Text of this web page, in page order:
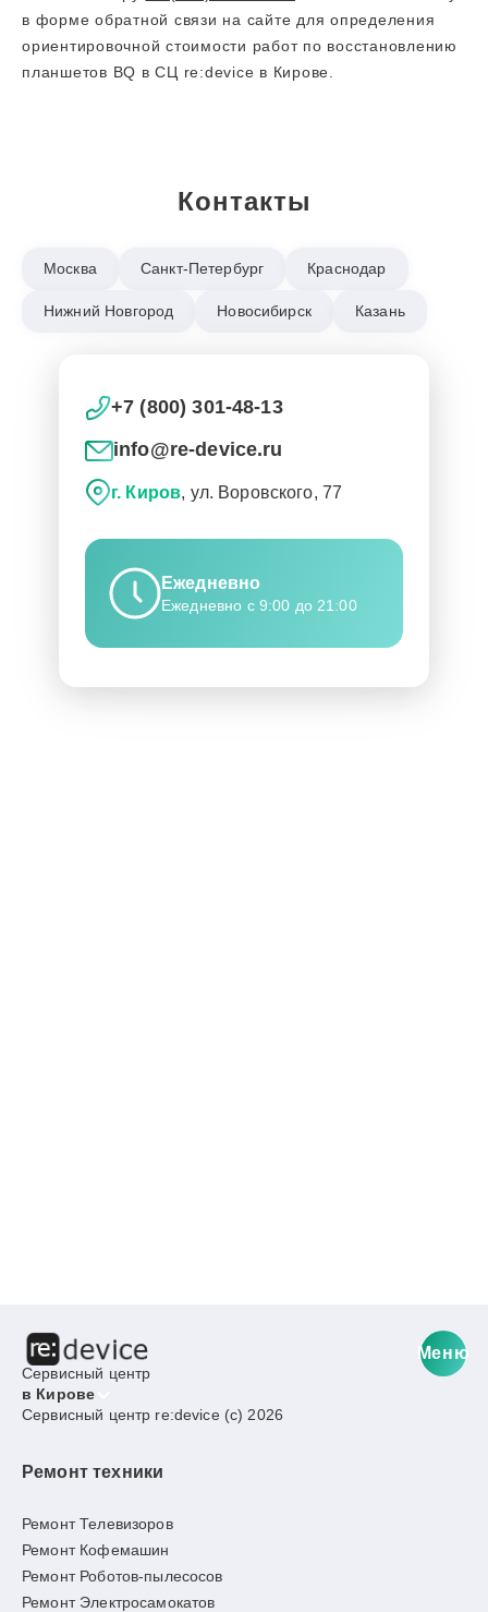
в форме обратной связи на сайте для определения
ориентировочной стоимости работ по восстановлению
планшетов BQ в СЦ re:device в Кирове.
Контакты
Москва Санкт-Петербург Краснодар
Нижний Новгород Новосибирск Казань
+7 (800) 301-48-13
info@re-device.ru
г. Киров, ул. Воровского, 77
Ежедневно
Ежедневно с 9:00 до 21:00
Сервисный центр
в Кирове
Меню
Сервисный центр re:device (c) 2026
Ремонт техники
Ремонт Телевизоров
Ремонт Кофемашин
Ремонт Роботов-пылесосов
Ремонт Электросамокатов